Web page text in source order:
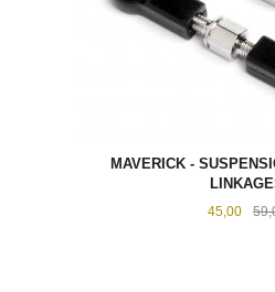
MAVERICK -
Tilbud
45,00